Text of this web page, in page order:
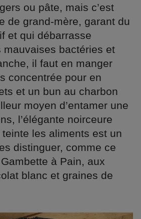
ou pâte, mais c’est
de grand-mère, garant du
et qui débarrasse
mauvaises bactéries et
il faut en manger
concentrée pour en
et un bun au charbon
moyen d’entamer une
l’élégante noirceure
les aliments est un
distinguer, comme ce
à Pain, aux
blanc et graines de